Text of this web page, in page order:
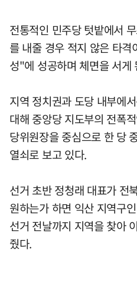
전통적인 민주당 텃밭에서
를 내줄 경우 적지 않은 타
성"에 성공하며 체면을 서게
지역 정치권과 도당 내부에
대해 중앙당 지도부의 전폭
당위원장을 중심으로 한 당
열쇠로 보고 있다.
선거 초반 정청래 대표가 전
원하는가 하면 익산 지역구
선거 전날까지 지역을 찾아
줬다.